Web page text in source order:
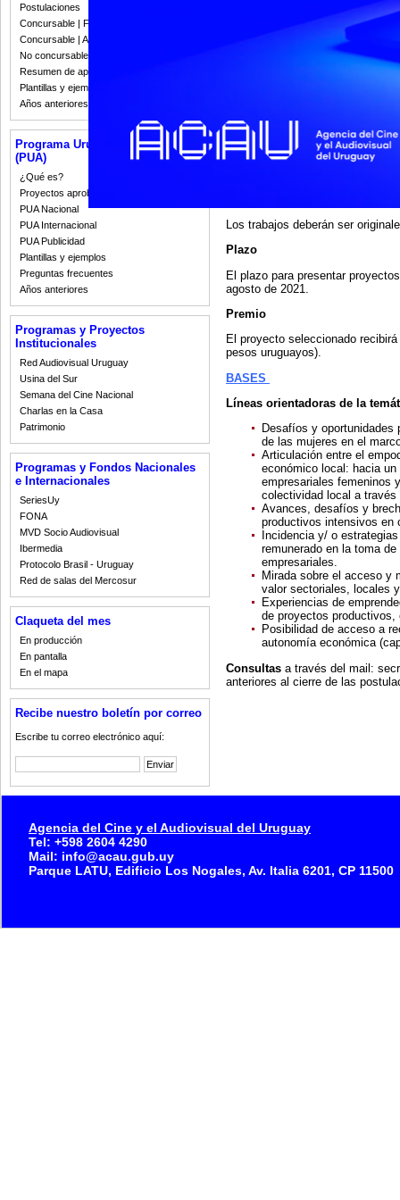
Postulaciones
Concursable | Fallos 2023
Concursable | Actas y Resoluciones
No concursable | Actas y Resoluciones
Resumen de apoyos 2008-2022
Plantillas y ejemplos
Años anteriores
Programa Uruguay Audiovisual
(PUA)
¿Qué es?
Proyectos aprobados
PUA Nacional
PUA Internacional
PUA Publicidad
Plantillas y ejemplos
Preguntas frecuentes
Años anteriores
Programas y Proyectos
Institucionales
Red Audiovisual Uruguay
Usina del Sur
Semana del Cine Nacional
Charlas en la Casa
Patrimonio
Programas y Fondos Nacionales
e Internacionales
SeriesUy
FONA
MVD Socio Audiovisual
Ibermedia
Protocolo Brasil - Uruguay
Red de salas del Mercosur
Claqueta del mes
En producción
En pantalla
En el mapa
Recibe nuestro boletín por correo
Escribe tu correo electrónico aquí:
empresariales nacionales,
empoderamiento y
económicas.
Realización de un cortometraje
Se podrán postular las
pequeñas según certificado
audiovisual.
Los trabajos deberán ser
Plazo
El plazo para presentar
agosto de 2021.
Premio
El proyecto seleccionado recibirá
pesos uruguayos).
BASES
Líneas orientadoras de la
Desafíos y oportunidades
de las mujeres en el
Articulación entre el
económico local: hacia
empresariales femeninos
colectividad local a
Avances, desafíos y
productivos intensivos en
Incidencia y/ o
remunerado en la toma
empresariales.
Mirada sobre el acceso y
valor sectoriales, locales
Experiencias de
de proyectos productivos,
Posibilidad de acceso a
autonomía económica
Consultas a través del mail:
anteriores al cierre de las
Agencia del Cine y el Audiovisual del Uruguay
Tel: +598 2604 4290
Mail: info@acau.gub.uy
Parque LATU, Edificio Los Nogales, Av. Italia 6201, CP 11500